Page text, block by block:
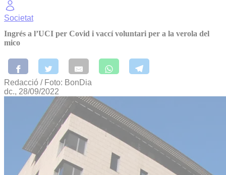
Societat
Ingrés a l’UCI per Covid i vaccí voluntari per a la verola del
mico
Redacció / Foto: BonDia
dc., 28/09/2022